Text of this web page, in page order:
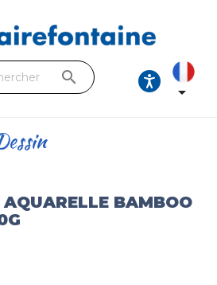
search

BAMBOO